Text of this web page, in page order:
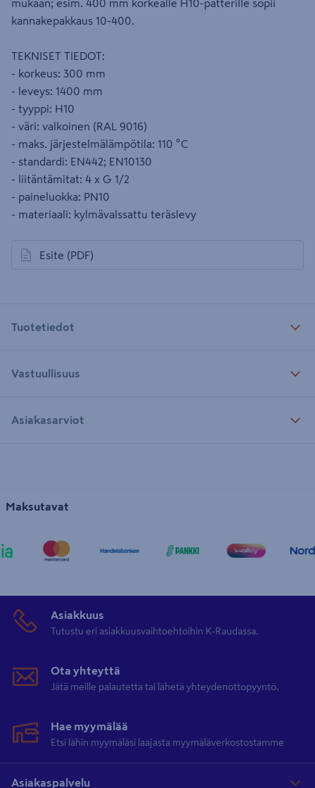
mukaan; esim. 400 mm korkealle H10-patterille sopii
kannakepakkaus 10-400.
TEKNISET TIEDOT:
- korkeus: 300 mm
- leveys: 1400 mm
- tyyppi: H10
- väri: valkoinen (RAL 9016)
- maks. järjestelmälämpötila: 110 °C
- standardi: EN442; EN10130
- liitäntämitat: 4 x G 1/2
- paineluokka: PN10
- materiaali: kylmävalssattu teräslevy
Esite (PDF)
avautuu uuteen välilehteen
Tuotetiedot
Vastuullisuus
Asiakasarviot
Maksutavat
Asiakkuus
Tutustu eri asiakkuusvaihtoehtoihin K-Raudassa.
Ota yhteyttä
Jätä meille palautetta tai lähetä yhteydenottopyyntö.
Hae myymälää
Etsi lähin myymäläsi laajasta myymäläverkostostamme
Asiakaspalvelu